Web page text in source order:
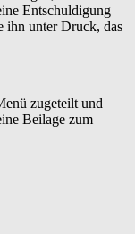
Entschuldigung
ihn unter Druck, das
zugeteilt und
Beilage zum